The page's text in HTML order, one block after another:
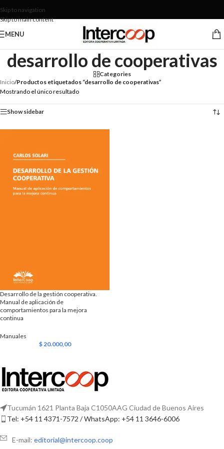
Skip to navigation
Skip to main content
MENU
desarrollo de cooperativas
Categories
Inicio/Productos etiquetados “desarrollo de cooperativas”
Mostrando el único resultado
Show sidebar
Desarrollo de la gestión cooperativa.
Manual de aplicación de
comportamientos para la mejora
continua
Manuales
$20.000,00
Tucumán 1621 Planta Baja C1050AAG Ciudad de Buenos Aires
Tel: +54 11 4371-7572 / WhatsApp: +54 11 3646-6006
E-mail: editorial@intercoop.coop